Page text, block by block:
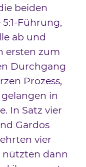
beiden
Führung,
ab und
ersten zum
Durchgang
Prozess,
in
In Satz vier
Gardos
vier
nützten dann